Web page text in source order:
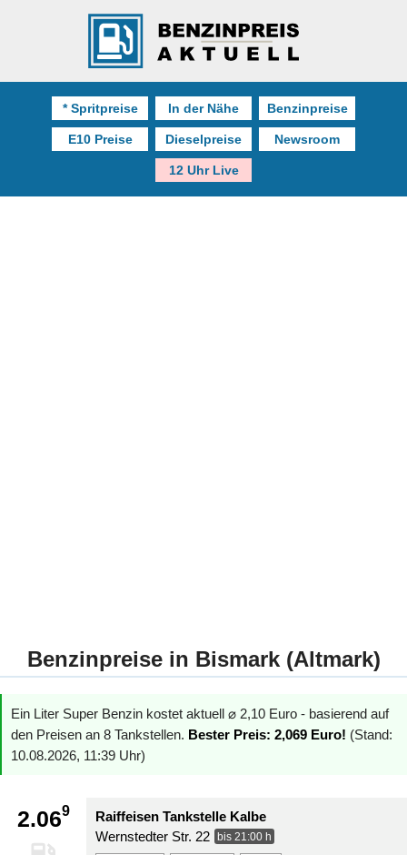
* Spritpreise In der Nähe Benzinpreise
E10 Preise Dieselpreise Newsroom
12 Uhr Live
Benzinpreise in Bismark (Altmark)
Ein Liter Super Benzin kostet aktuell ⌀ 2,10 Euro - basierend auf
den Preisen an 8 Tankstellen. Bester Preis: 2,069 Euro! (Stand:
10.08.2026, 11:39 Uhr)
2.069
Raiffeisen Tankstelle Kalbe
Wernstedter Str. 22
bis 21:00 h